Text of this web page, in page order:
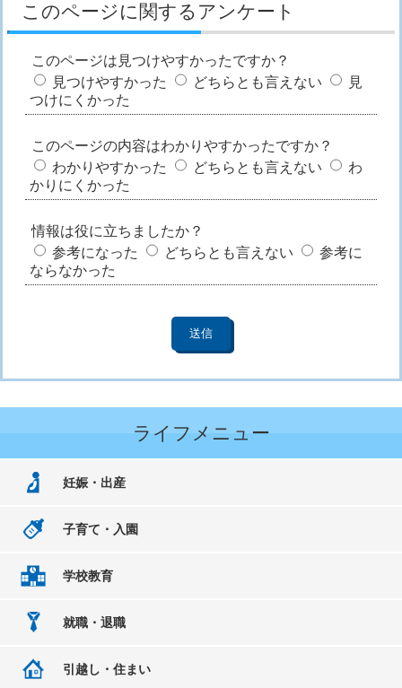
このページに関するアンケート
このページは見つけやすかったですか？
見つけやすかった
どちらとも言えない
見
つけにくかった
このページの内容はわかりやすかったですか？
わかりやすかった
どちらとも言えない
わ
かりにくかった
情報は役に立ちましたか？
参考になった
どちらとも言えない
参考に
ならなかった
ライフメニュー
妊娠・出産
子育て・入園
学校教育
就職・退職
引越し・住まい